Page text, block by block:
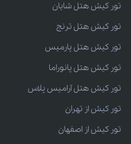
تور کیش هتل شایان
تور کیش هتل ترنج
تور کیش هتل پارمیس
تور کیش هتل پانوراما
تور کیش هتل آرامیس پلاس
تور کیش از تهران
تور کیش از اصفهان